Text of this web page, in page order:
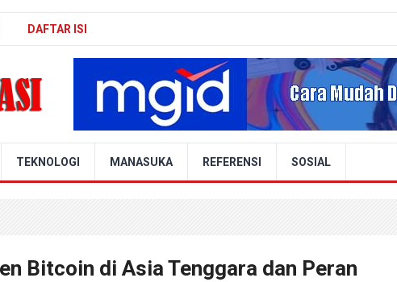
DAFTAR ISI
TEKNOLOGI MANASUKA REFERENSI SOSIAL
Bitcoin di Asia Tenggara dan Peran